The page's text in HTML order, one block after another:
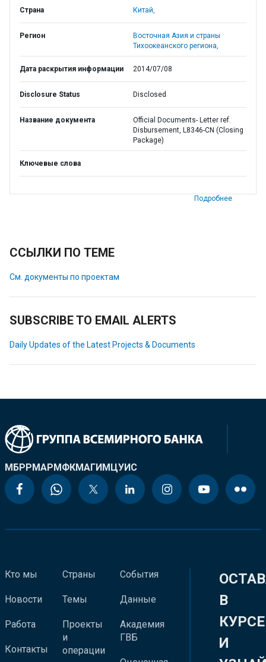
Страна Китай,
Регион
Восточная Азия и страны
Тихоокеанского региона,
Дата раскрытия информации 2014/07/08
Disclosure Status Disclosed
Название документа
Official Documents- Letter ref.
Disbursement, L8346-CN (Closing
Package)
Ключевые слова
Подробнее
ССЫЛКИ ПО ТЕМЕ
См. документы по проектам
SUBSCRIBE TO EMAIL ALERTS
Daily Updates of the Latest Projects & Documents
МБРРМАРМФКМАГИМЦУИС
Кто мы
Новости
Работа
Контакты
Страны
Темы
Проекты
и
операции
События
Данные
Академия
ГВБ
В
КУРСЕ
И